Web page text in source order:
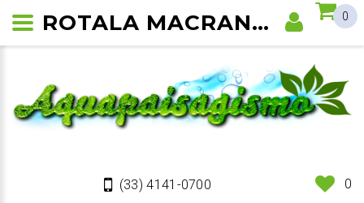
(33) 4141-0700 0
0
ROTALA MACRANDRA